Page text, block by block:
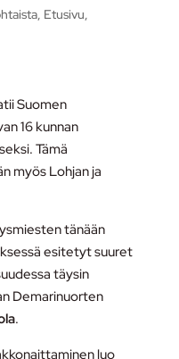
, Etusivu,
Suomen
16 kunnan
Tämä
myös Lohjan ja
tänään
esitetyt suuret
täysin
Demarinuorten
.
luo